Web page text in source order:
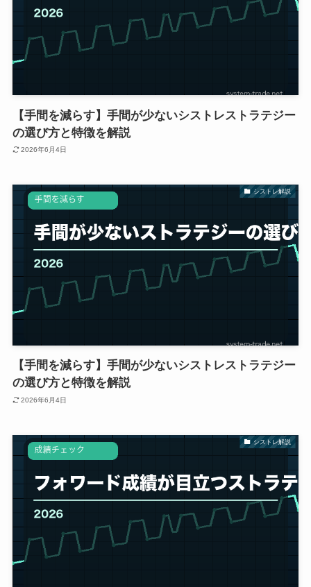
【手間を減らす】手間が少ないシストレストラテジー
の選び方と特徴を解説
2026年6月4日
シストレ解説
【手間を減らす】手間が少ないシストレストラテジー
の選び方と特徴を解説
2026年6月4日
シストレ解説